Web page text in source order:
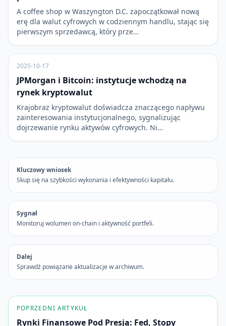
A coffee shop w Waszyngton D.C. zapoczątkował nową
erę dla walut cyfrowych w codziennym handlu, stając się
pierwszym sprzedawcą, który prze…
2025-10-17
JPMorgan i Bitcoin: instytucje wchodzą na
rynek kryptowalut
Krajobraz kryptowalut doświadcza znaczącego napływu
zainteresowania instytucjonalnego, sygnalizując
dojrzewanie rynku aktywów cyfrowych. Ni…
Kluczowy wniosek
Skup się na szybkości wykonania i efektywności kapitału.
Sygnał
Monitoruj wolumen on-chain i aktywność portfeli.
Dalej
Sprawdź powiązane aktualizacje w archiwum.
POPRZEDNI ARTYKUŁ
Rynki Finansowe Pod Presją: Fed, Stopy